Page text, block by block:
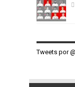
Tweets por